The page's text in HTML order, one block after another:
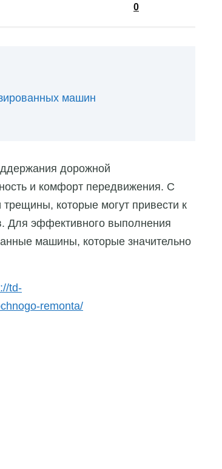
0
машин
дорожной
и комфорт передвижения. С
которые могут привести к
Для эффективного выполнения
машины, которые значительно
td-
remonta/